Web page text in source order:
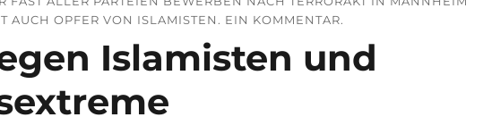
AUCH OPFER VON ISLAMISTEN. EIN KOMMENTAR.
Islamisten und